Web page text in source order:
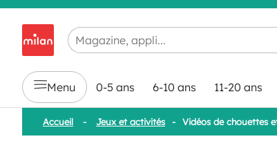
Chargement en cours...
Menu 0-5 ans 6-10 ans 11-20 ans
Accueil - Jeux et activités - Vidéos de chouettes